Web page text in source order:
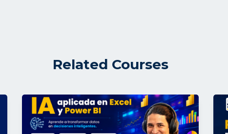
Related Courses